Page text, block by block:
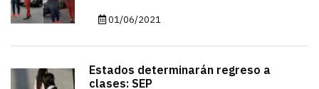
01/06/2021
Estados determinarán regreso a
clases: SEP